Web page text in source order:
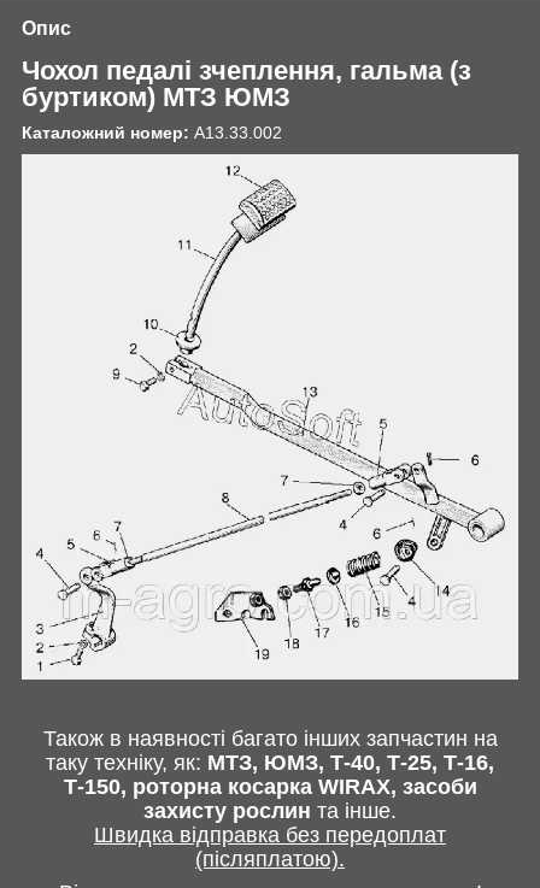
Опис
Чохол педалі зчеплення, гальма (з
буртиком) МТЗ ЮМЗ
Каталожний номер: А13.33.002
Також в наявності багато інших запчастин на
таку техніку, як: МТЗ, ЮМЗ, Т-40, Т-25, Т-16,
Т-150, роторна косарка WIRAX, засоби
захисту рослин та інше.
Швидка відправка без передоплат
(післяплатою).